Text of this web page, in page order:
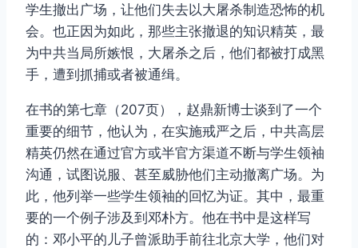
学生撤出广场，让他们失去以大屠杀制造恐怖的机
会。也正因为如此，那些主张撤退的知识精英，最
为中共当局所嫉恨，大屠杀之后，他们都被打成黑
手，遭到抓捕或者被通缉。
在书的第七章（207页），赵鼎新博士谈到了一个
重要的细节，他认为，在实施戒严之后，中共高层
精英仍然在通过官方或半官方渠道不断与学生领袖
沟通，试图说服、甚至威胁他们主动撤离广场。为
此，他列举一些学生领袖的回忆为证。其中，最重
要的一个例子涉及到邓朴方。他在书中是这样写
的：邓小平的儿子曾派助手前往北京大学，他们对